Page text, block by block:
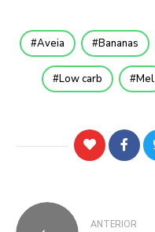
Aveia Bananas
Low carb Mel
ANTERIOR